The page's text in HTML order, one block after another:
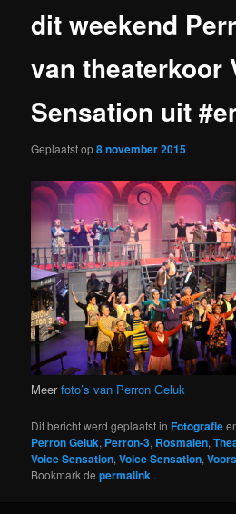
dit weekend
van theaterkoor
Sensation uit
Geplaatst op8 november 2015
Meerfoto’s van Perron Geluk
Dit bericht werd geplaatst inFotografie
Perron Geluk, Perron-3, Rosmalen,
Voice Sensation,Voice Sensation,
Bookmark depermalink .